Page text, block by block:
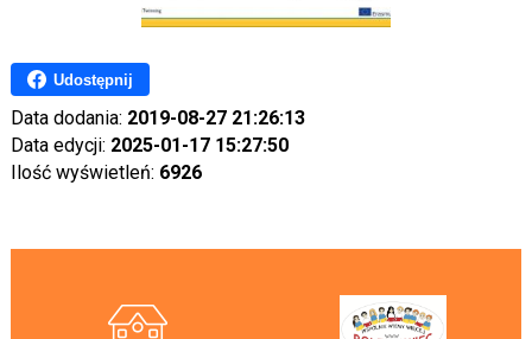
Udostępnij
Data dodania: 2019-08-27 21:26:13
Data edycji: 2025-01-17 15:27:50
Ilość wyświetleń: 6926